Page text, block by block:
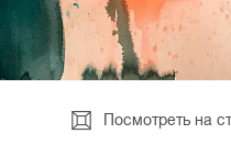
Посмотреть на